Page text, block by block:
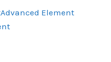
Advanced Element